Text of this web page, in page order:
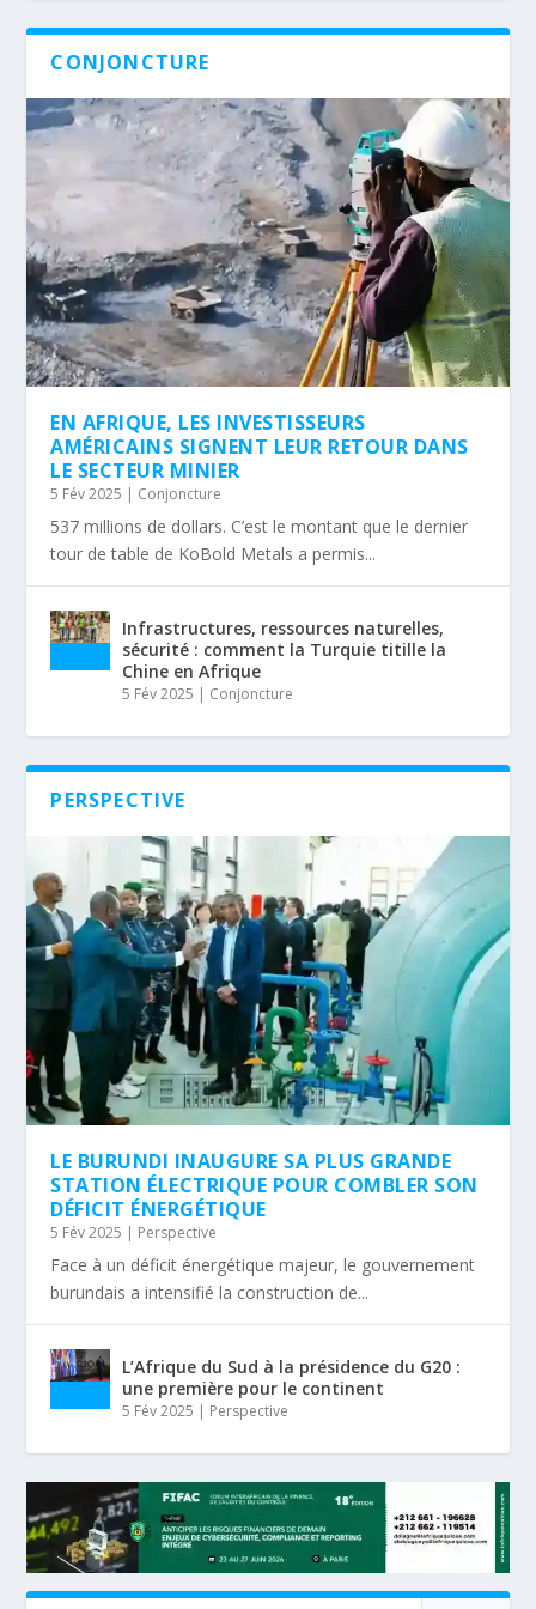
CONJONCTURE
EN AFRIQUE, LES INVESTISSEURS
AMÉRICAINS SIGNENT LEUR RETOUR DANS
LE SECTEUR MINIER
5 Fév 2025 Conjoncture
537 millions de dollars. C’est le montant que le dernier
tour de table de KoBold Metals a permis...
Infrastructures, ressources naturelles,
sécurité : comment la Turquie titille la
Chine en Afrique
5 Fév 2025 Conjoncture
PERSPECTIVE
LE BURUNDI INAUGURE SA PLUS GRANDE
STATION ÉLECTRIQUE POUR COMBLER SON
DÉFICIT ÉNERGÉTIQUE
5 Fév 2025 | Perspective
Face à un déficit énergétique majeur, le gouvernement
burundais a intensifié la construction de...
L’Afrique du Sud à la présidence du G20 :
une première pour le continent
5 Fév 2025 | Perspective